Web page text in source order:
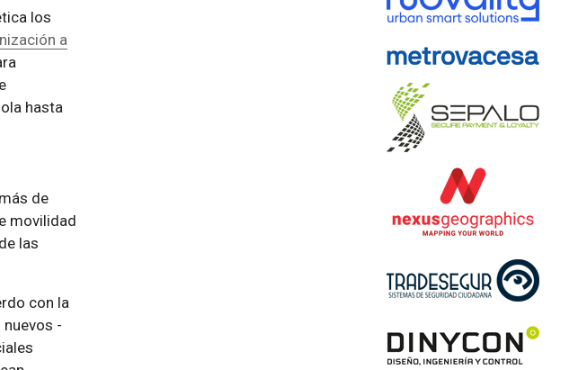
los
a
hasta
de
movilidad
las
con la
-